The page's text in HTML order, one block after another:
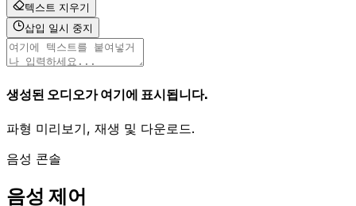
텍스트 지우기
삽입 일시 중지
생성된 오디오가 여기에 표시됩니다.
파형 미리보기, 재생 및 다운로드.
음성 콘솔
음성 제어